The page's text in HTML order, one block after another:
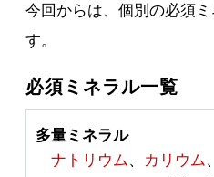
今回からは、個別の必須
す。
必須ミネラル一覧
多量ミネラル
ナトリウム、 カリウム